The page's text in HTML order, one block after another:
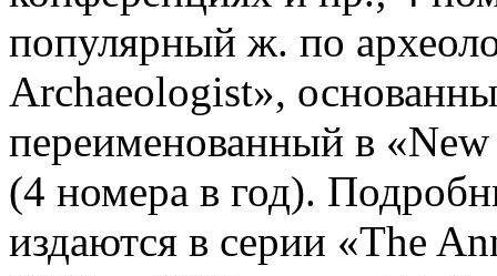
популярный ж. по
Archaeologist»,
переименованный в
(4 номера в год).
издаются в серии «The